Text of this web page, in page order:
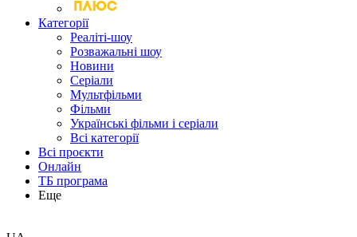
Категорії
Реаліті-шоу
Розважальні шоу
Новини
Серіали
Мультфільми
Фільми
Українські фільми і серіали
Всі категорії
Всі проєкти
Онлайн
ТБ програма
Еще